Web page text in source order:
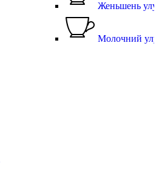
Женьшень
Молочний